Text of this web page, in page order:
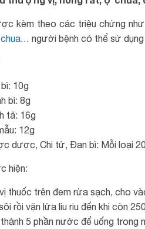
kèm theo các triệu chứng
… người bệnh có thể sử
10g
bì: 8g
tả: 16g
12g
dược, Chi tử, Đan bì: Mỗi loại
hiện:
thuốc trên đem rửa sạch, cho
rồi vặn lửa liu riu đến khi còn
5 phần nước để uống trong